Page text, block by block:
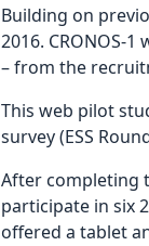
Building on
2016. CRONOS-
– from the
This web pilot
survey (ESS
After completing
participate in six
offered a tablet